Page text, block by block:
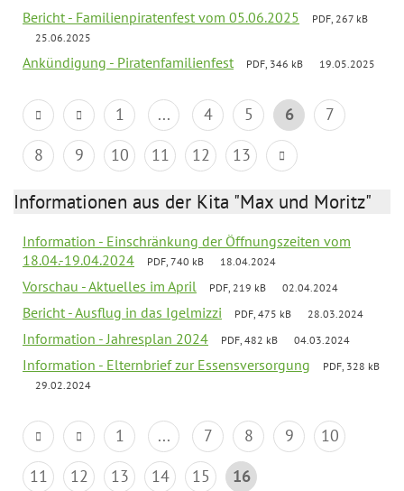
Bericht - Familienpiratenfest vom 05.06.2025
PDF, 267 kB
25.06.2025
Ankündigung - Piratenfamilienfest PDF, 346 kB 19.05.2025
1 ... 4 5 6
7
8
9 10 11 12 13
Informationen aus der Kita "Max und Moritz"
Information - Einschränkung der Öffnungszeiten vom
18.04.-19.04.2024
PDF, 740 kB 18.04.2024
Vorschau - Aktuelles im April PDF, 219 kB 02.04.2024
Bericht - Ausflug in das Igelmizzi PDF, 475 kB 28.03.2024
Information - Jahresplan 2024 PDF, 482 kB 04.03.2024
Information - Elternbrief zur Essensversorgung
PDF, 328 kB
29.02.2024
1 ... 7 8 9
10
11
12 13 14 15 16